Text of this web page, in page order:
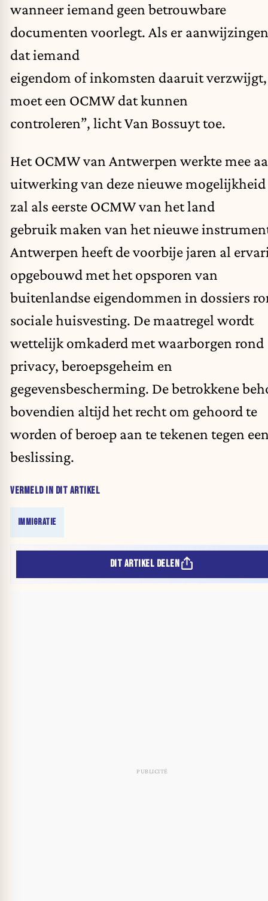
wanneer iemand geen betrouwbare
documenten voorlegt. Als er
dat iemand
eigendom of inkomsten daaruit
moet een OCMW dat kunnen
controleren”, licht Van Bossuyt toe.
Het OCMW van Antwerpen werkte mee
uitwerking van deze nieuwe mogelijkheid
zal als eerste OCMW van het land
gebruik maken van het nieuwe
Antwerpen heeft de voorbije jaren al
opgebouwd met het opsporen van
buitenlandse eigendommen in dossiers
sociale huisvesting. De maatregel wordt
wettelijk omkaderd met waarborgen rond
privacy, beroepsgeheim en
gegevensbescherming. De betrokkene
bovendien altijd het recht om gehoord te
worden of beroep aan te tekenen tegen
beslissing.
VERMELD IN DIT ARTIKEL
IMMIGRATIE
DIT ARTIKEL DELEN